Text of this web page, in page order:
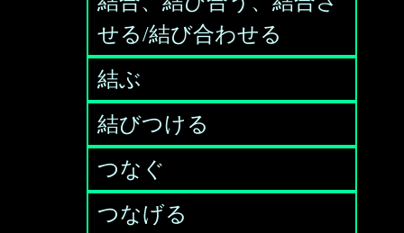
せる/結び合わせる
結ぶ
結びつける
つなぐ
つなげる